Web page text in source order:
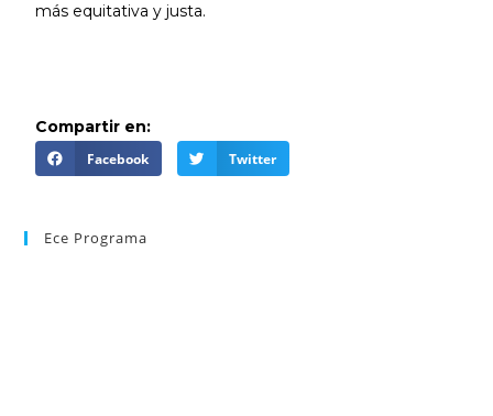
más equitativa y justa.
Compartir en:
Facebook Twitter
Ece Programa